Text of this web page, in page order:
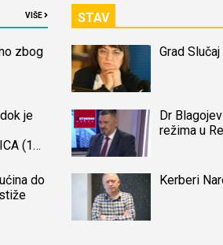
VIŠE
zbog
je
(14)
do
STAV
Grad Slučaj
Dr
režima u
Kerberi